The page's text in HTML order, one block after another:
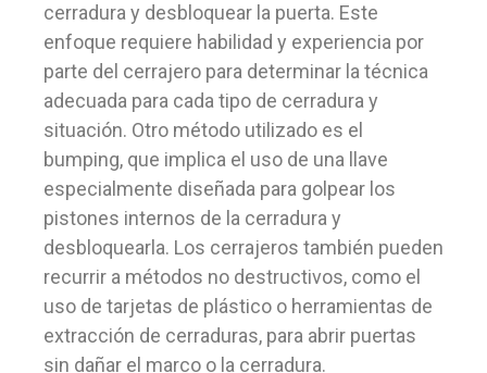
cerradura y desbloquear la puerta. Este
enfoque requiere habilidad y experiencia por
parte del cerrajero para determinar la técnica
adecuada para cada tipo de cerradura y
situación. Otro método utilizado es el
bumping, que implica el uso de una llave
especialmente diseñada para golpear los
pistones internos de la cerradura y
desbloquearla. Los cerrajeros también pueden
recurrir a métodos no destructivos, como el
uso de tarjetas de plástico o herramientas de
extracción de cerraduras, para abrir puertas
sin dañar el marco o la cerradura.